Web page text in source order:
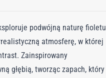
podwójną naturę fioletu
atmosferę, w której
Zainspirowany
głębią, tworząc zapach, który